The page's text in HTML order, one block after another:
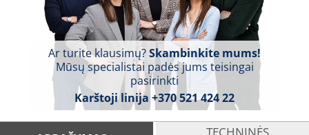
Ar turite klausimų?Skambinkite mums!
Mūsų specialistai padės jums teisingai
pasirinkti
Karštoji linija +370 521 424 22